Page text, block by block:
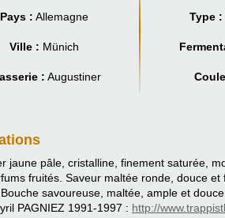
Pays : Allemagne
Ville : Münich
: Augustiner
Type :
jaune pâle, cristalline, finement saturée,
fruités. Saveur maltée ronde, douce
savoureuse, maltée, ample et
PAGNIEZ 1991-1997 : http://